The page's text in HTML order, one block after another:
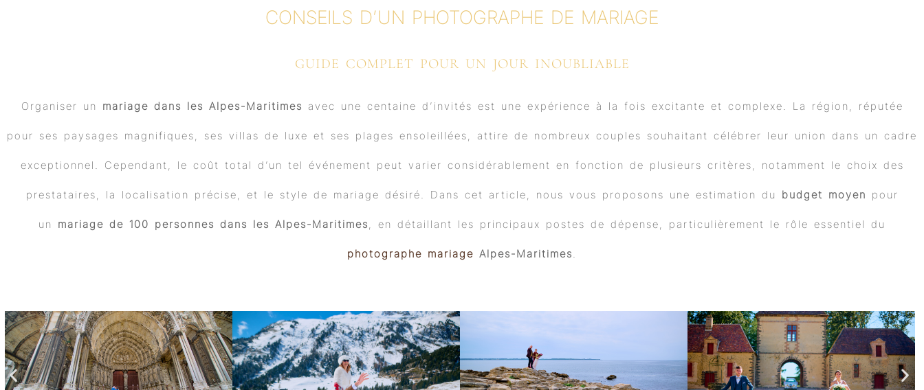
b
o
u
b
a
g
m
e
d
CONSEILS D’UN PHOTOGRAPHE DE MARIAGE
GUIDE COMPLET POUR UN JOUR INOUBLIABLE
Organiser un mariage dans les Alpes-Maritimes avec une centaine d’invités est une expérience à la fois excitante et complexe. La région, réputée
pour ses paysages magnifiques, ses villas de luxe et ses plages ensoleillées, attire de nombreux couples souhaitant célébrer leur union dans un cadre
exceptionnel. Cependant, le coût total d’un tel événement peut varier considérablement en fonction de plusieurs critères, notamment le choix des
prestataires, la localisation précise, et le style de mariage désiré. Dans cet article, nous vous proposons une estimation du budget moyen pour
un mariage de 100 personnes dans les Alpes-Maritimes, en détaillant les principaux postes de dépense, particulièrement le rôle essentiel du
photographe mariage Alpes-Maritimes.